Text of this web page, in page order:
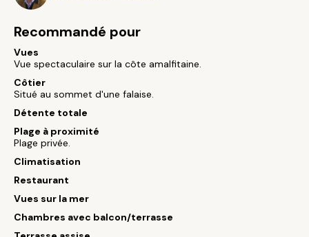
Recommandé pour
Vues
Vue spectaculaire sur la côte amalfitaine.
Côtier
Situé au sommet d'une falaise.
Détente totale
Plage à proximité
Plage privée.
Climatisation
Restaurant
Vues sur la mer
Chambres avec balcon/terrasse